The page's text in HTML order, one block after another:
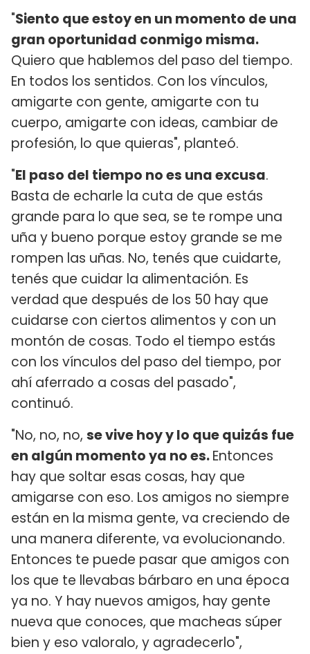
"Siento que estoy en un momento de una
gran oportunidad conmigo misma.
Quiero que hablemos del paso del tiempo.
En todos los sentidos. Con los vínculos,
amigarte con gente, amigarte con tu
cuerpo, amigarte con ideas, cambiar de
profesión, lo que quieras", planteó.
"El paso del tiempo no es una excusa.
Basta de echarle la cuta de que estás
grande para lo que sea, se te rompe una
uña y bueno porque estoy grande se me
rompen las uñas. No, tenés que cuidarte,
tenés que cuidar la alimentación. Es
verdad que después de los 50 hay que
cuidarse con ciertos alimentos y con un
montón de cosas. Todo el tiempo estás
con los vínculos del paso del tiempo, por
ahí aferrado a cosas del pasado",
continuó.
"No, no, no, se vive hoy y lo que quizás fue
en algún momento ya no es.Entonces
hay que soltar esas cosas, hay que
amigarse con eso. Los amigos no siempre
están en la misma gente, va creciendo de
una manera diferente, va evolucionando.
Entonces te puede pasar que amigos con
los que te llevabas bárbaro en una época
ya no. Y hay nuevos amigos, hay gente
nueva que conoces, que macheas súper
bien y eso valoralo, y agradecerlo",